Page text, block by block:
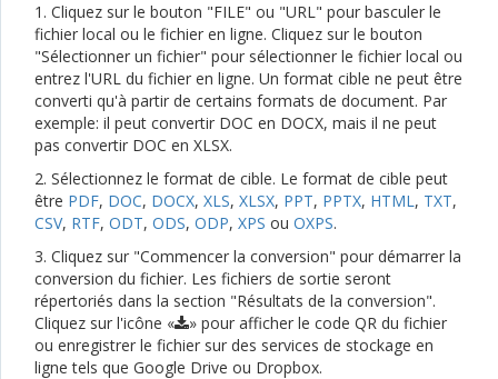
1. Cliquez sur le bouton "FILE" ou "URL" pour basculer le
fichier local ou le fichier en ligne. Cliquez sur le bouton
"Sélectionner un fichier" pour sélectionner le fichier local ou
entrez l'URL du fichier en ligne. Un format cible ne peut être
converti qu'à partir de certains formats de document. Par
exemple: il peut convertir DOC en DOCX, mais il ne peut
pas convertir DOC en XLSX.
2. Sélectionnez le format de cible. Le format de cible peut
être PDF, DOC, DOCX, XLS, XLSX, PPT, PPTX, HTML, TXT,
CSV, RTF, ODT, ODS, ODP, XPS ou OXPS.
3. Cliquez sur "Commencer la conversion" pour démarrer la
conversion du fichier. Les fichiers de sortie seront
répertoriés dans la section "Résultats de la conversion".
Cliquez sur l'icône «
» pour afficher le code QR du fichier
ou enregistrer le fichier sur des services de stockage en
ligne tels que Google Drive ou Dropbox.